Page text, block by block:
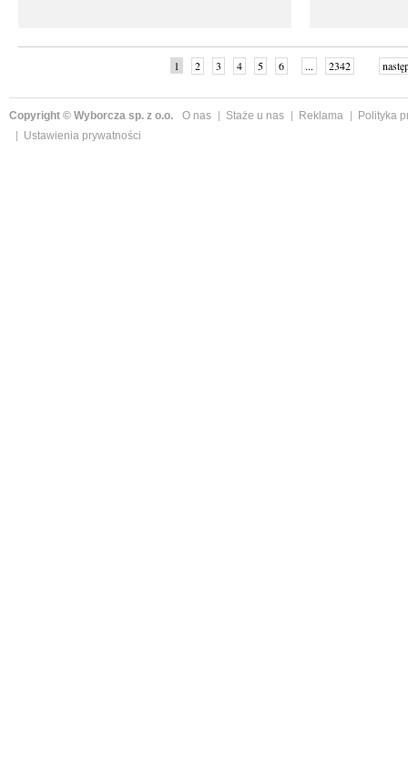
1 2 3 4 5 6 ... 2342
Copyright © Wyborcza sp. z o.o. O nas Staże u nas Reklama
Polityka
Ustawienia prywatności